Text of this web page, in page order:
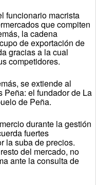
funcionario macrista
que compiten
la cadena
de exportación de
gracias a la cual
competidores.
se extiende al
Peña: el fundador de La
de Peña.
durante la gestión
fuertes
la suba de precios.
del mercado, no
ante la consulta de